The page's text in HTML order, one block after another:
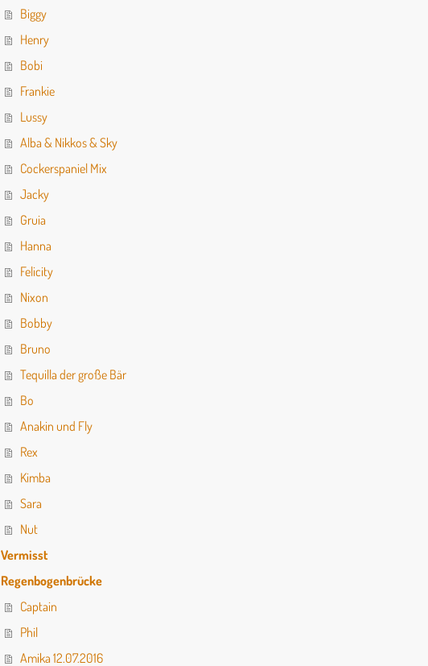
Biggy
Henry
Bobi
Frankie
Lussy
Alba & Nikkos & Sky
Cockerspaniel Mix
Jacky
Gruia
Hanna
Felicity
Nixon
Bobby
Bruno
Tequilla der große Bär
Bo
Anakin und Fly
Rex
Kimba
Sara
Nut
Vermisst
Regenbogenbrücke
Captain
Phil
Amika 12.07.2016